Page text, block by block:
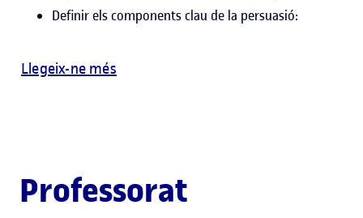
Definir els components clau de la persuasió:
Llegeix-ne més
Professorat